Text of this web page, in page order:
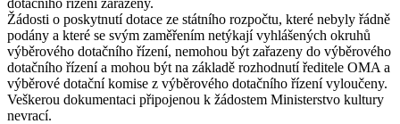
dotačního řízení zařazeny.
Žádosti o poskytnutí dotace ze státního rozpočtu, které nebyly řádně
podány a které se svým zaměřením netýkají vyhlášených okruhů
výběrového dotačního řízení, nemohou být zařazeny do výběrového
dotačního řízení a mohou být na základě rozhodnutí ředitele OMA a
výběrové dotační komise z výběrového dotačního řízení vyloučeny.
Veškerou dokumentaci připojenou k žádostem Ministerstvo kultury
nevrací.